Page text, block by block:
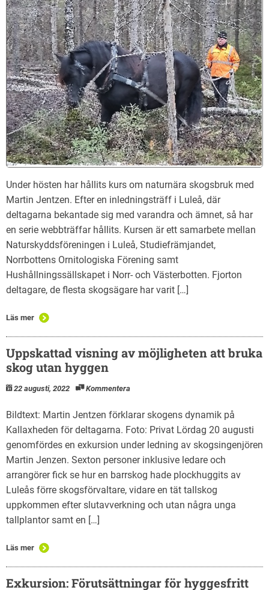
Under hösten har hållits kurs om naturnära skogsbruk med
Martin Jentzen. Efter en inledningsträff i Luleå, där
deltagarna bekantade sig med varandra och ämnet, så har
en serie webbträffar hållits. Kursen är ett samarbete mellan
Naturskyddsföreningen i Luleå, Studiefrämjandet,
Norrbottens Ornitologiska Förening samt
Hushållningssällskapet i Norr- och Västerbotten. Fjorton
deltagare, de flesta skogsägare har varit […]
Läs mer
Uppskattad visning av möjligheten att bruka
skog utan hyggen
22 augusti, 2022 Kommentera
Bildtext: Martin Jentzen förklarar skogens dynamik på
Kallaxheden för deltagarna. Foto: Privat Lördag 20 augusti
genomfördes en exkursion under ledning av skogsingenjören
Martin Jenzen. Sexton personer inklusive ledare och
arrangörer fick se hur en barrskog hade plockhuggits av
Luleås förre skogsförvaltare, vidare en tät tallskog
uppkommen efter slutavverkning och utan några unga
tallplantor samt en […]
Läs mer
Exkursion: Förutsättningar för hyggesfritt